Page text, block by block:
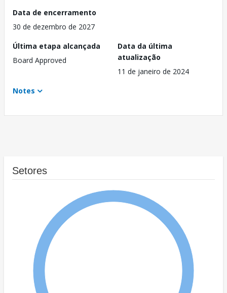
Data de encerramento
30 de dezembro de 2027
Última etapa alcançada
Board Approved
Data da última
atualização
11 de janeiro de 2024
Notes
Setores